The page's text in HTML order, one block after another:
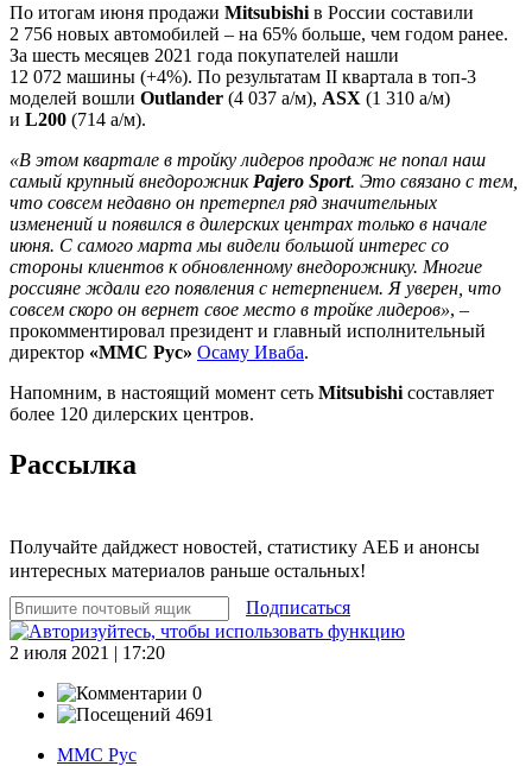
По итогам июня продажи Mitsubishi в России составили
2 756 новых автомобилей – на 65% больше, чем годом ранее.
За шесть месяцев 2021 года покупателей нашли
12 072 машины (+4%). По результатам II квартала в топ-3
моделей вошли Outlander (4 037 а/м), ASX (1 310 а/м)
и L200 (714 а/м).
«В этом квартале в тройку лидеров продаж не попал наш
самый крупный внедорожник Pajero Sport. Это связано с тем,
что совсем недавно он претерпел ряд значительных
изменений и появился в дилерских центрах только в начале
июня. С самого марта мы видели большой интерес со
стороны клиентов к обновленному внедорожнику. Многие
россияне ждали его появления с нетерпением. Я уверен, что
совсем скоро он вернет свое место в тройке лидеров», –
прокомментировал президент и главный исполнительный
директор «ММС Рус» Осаму Иваба.
Напомним, в настоящий момент сеть Mitsubishi составляет
более 120 дилерских центров.
Рассылка
Получайте дайджест новостей, статистику АЕБ и анонсы
интересных материалов раньше остальных!
Подписаться
2 июля 2021 | 17:20
0
4691
ММС Рус